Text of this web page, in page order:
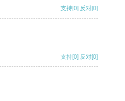
支持[0] 反对[0]
支持[0] 反对[0]